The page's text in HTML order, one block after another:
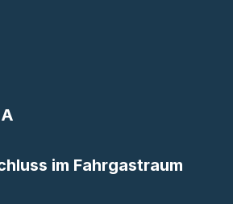
im Fahrgastraum